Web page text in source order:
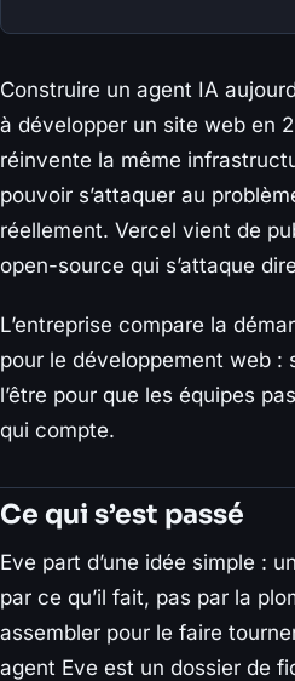
Construire un agent IA
à développer un site web en
réinvente la même
pouvoir s’attaquer au
réellement. Vercel vient de
open-source qui s’attaque
L’entreprise compare la
pour le développement web :
l’être pour que les équipes
qui compte.
Ce qui s’est passé
Eve part d’une idée simple :
par ce qu’il fait, pas par la
assembler pour le faire
agent Eve est un dossier de